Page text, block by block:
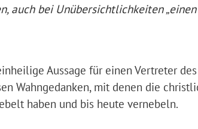
auch bei Unübersichtlichkeiten
Aussage für einen Vertreter
Wahngedanken, mit denen die
haben und bis heute vernebeln.